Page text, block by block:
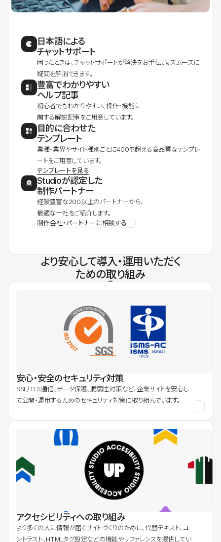
日本語による
チャットサポート
困ったときは、チャットサポートが解決をお手伝い。スムーズに
疑問を解消できます。
豊富でわかりやすい
ヘルプ記事
初心者でもわかりやすい、操作・機能に
関する解説記事をご用意しています。
目的に合わせた
テンプレート
業種・業界やサイト種別ごとに400を超える高品質なテンプレ
ートをご用意しています。
テンプレートを見る
Studioが認定した
制作パートナー
経験豊富な200以上のパートナーから、
最適な一社をご紹介します。
制作会社・パートナーに相談する
より安心して導入・運用いただく
ための取り組み
安心・安全のセキュリティ対策
SSL/TLS通信、データ保護、脆弱性対策など、企業サイトを安心し
て公開・運用するためのセキュリティ対策に取り組んでいます。
アクセシビリティへの取り組み
より多くの人に情報が届くサイトづくりのために、代替テキスト、コ
ントラスト、HTMLタグ設定などの機能やリファレンスを提供してい